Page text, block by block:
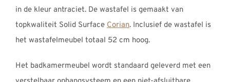
in de kleur antraciet. De wastafel is gemaakt van
topkwaliteit Solid Surface Corian. Inclusief de wastafel is
het wastafelmeubel totaal 52 cm hoog.
Het badkamermeubel wordt standaard geleverd met een